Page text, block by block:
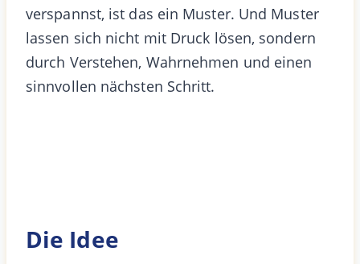
verspannst, ist das ein Muster. Und Muster
lassen sich nicht mit Druck lösen, sondern
durch Verstehen, Wahrnehmen und einen
sinnvollen nächsten Schritt.
Die Idee